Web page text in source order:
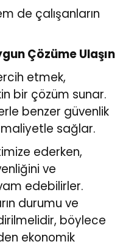
de çalışanların
Çözüme Ulaşın
etmek,
bir çözüm sunar.
benzer güvenlik
sağlar.
ederken,
ve
edebilirler.
durumu ve
böylece
ekonomik